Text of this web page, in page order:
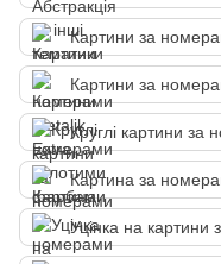
Картини за
Картини за
Круглі картини за
Картина за
Уцінка на картини